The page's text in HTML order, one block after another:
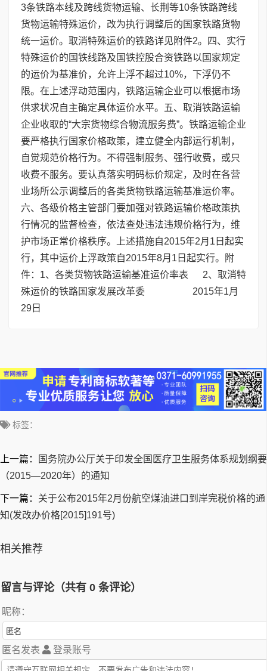
3条铁路本线及跨线货物运输、长荆等10条铁路跨线
货物运输特殊运价，改为执行调整后的国家铁路货物
统一运价。取消特殊运价的铁路详见附件2。四、实行
特殊运价的国铁线路及国铁控股合资铁路以国家规定
的运价为基准价，允许上浮不超过10%，下浮仍不
限。在上述浮动范围内，铁路运输企业可以根据市场
供求状况自主确定具体运价水平。五、取消铁路运输
企业收取的“大宗货物综合物流服务费”。铁路运输企业
要严格执行国家价格政策，建立健全内部运行机制，
自觉规范价格行为。不得强制服务、强行收费，或只
收费不服务。要认真落实明码标价规定，及时在各营
业场所公示调整后的各类货物铁路运输基准运价率。
六、各级价格主管部门要加强对铁路运输价格政策执
行情况的监督检查，依法查处违法违规价格行为，维
护市场正常价格秩序。上述措施自2015年2月1日起实
行，其中运价上浮政策自2015年8月1日起实行。
附
件：1、各类货物铁路运输基准运价率表 2、取消特
殊运价的铁路国家发展改革委 2015年1月
29日
标签：
上一篇：
国务院办公厅关于印发全国医疗卫生服务体系规划纲要
（2015—2020年）的通知
下一篇： 关于公布2015年2月份航空煤油进口到岸完税价格的通
知(发改办价格[2015]191号)
相关推荐
留言与评论（共有 0 条评论）
昵称：
匿名发表 登录账号